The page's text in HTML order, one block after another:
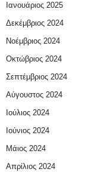
Ιανουάριος 2025
Δεκέμβριος 2024
Νοέμβριος 2024
Οκτώβριος 2024
Σεπτέμβριος 2024
Αύγουστος 2024
Ιούλιος 2024
Ιούνιος 2024
Μάιος 2024
Απρίλιος 2024